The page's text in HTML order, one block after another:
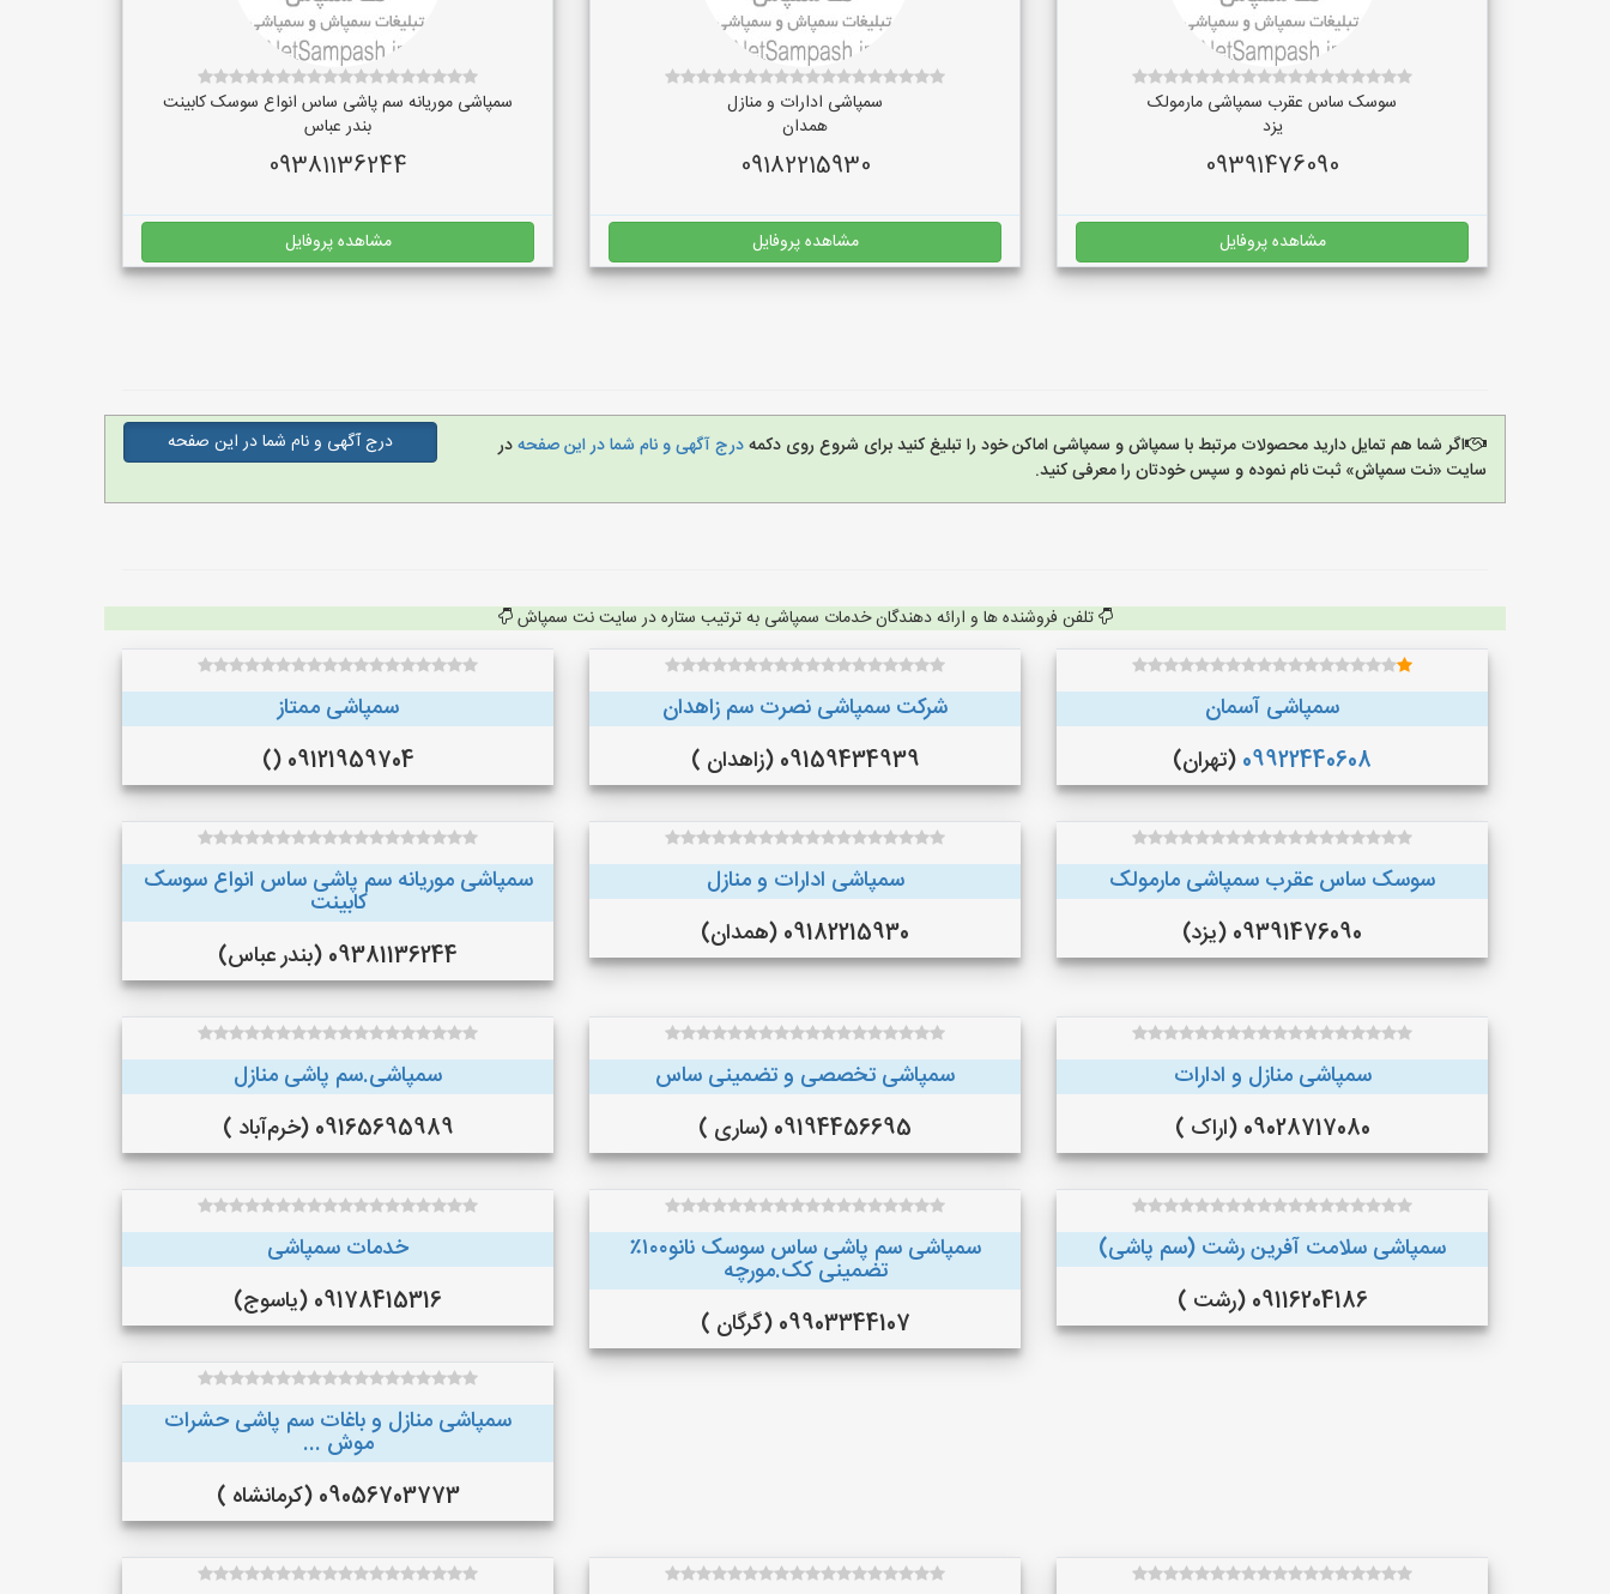
سوسک ساس عقرب سمپاشی مارمولک
یزد
09391476090
مشاهده پروفایل
سمپاشی ادارات و منازل
همدان
09182215930
مشاهده پروفایل
سمپاشی موریانه سم پاشی ساس انواع سوسک کابینت
بندر عباس
09381136244
مشاهده پروفایل
اگر شما هم تمایل دارید محصولات مرتبط با سمپاش و سمپاشی اماکن خود را تبلیغ کنید برای شروع روی دکمهدرج آگهی و نام شما در این صفحهدر
سایت «نت سمپاش» ثبت نام نموده و سپس خودتان را معرفی کنید.
درج آگهی و نام شما در این صفحه
تلفن فروشنده ها و ارائه دهندگان خدمات سمپاشی به ترتیب ستاره در سایت نت سمپاش
سمپاشی آسمان
09922440608 (تهران)
شرکت سمپاشی نصرت سم زاهدان
09159434939 (زاهدان )
سمپاشی ممتاز
09121959704 ()
سوسک ساس عقرب سمپاشی مارمولک
09391476090 (یزد)
سمپاشی ادارات و منازل
09182215930 (همدان)
سمپاشی موریانه سم پاشی ساس انواع سوسک
کابینت
09381136244 (بندر عباس)
سمپاشی منازل و ادارات
09028717080 (اراک )
سمپاشی تخصصی و تضمینی ساس
09194456695 (ساری )
سمپاشی.سم پاشی منازل
09165695989 (خرم‌آباد )
سمپاشی سلامت آفرین رشت (سم پاشی)
09116204186 (رشت )
سمپاشی سم پاشی ساس سوسک نانو۱۰۰٪
تضمینی کک.مورچه
09903344107 (گرگان )
خدمات سمپاشی
09178415316 (یاسوج)
سمپاشی منازل و باغات سم پاشی حشرات
موش ...
09056703773 (کرمانشاه )